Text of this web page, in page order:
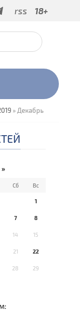
rss 18+
» Декабрь
»
Сб Вс
1
7 8
14 15
21 22
28 29